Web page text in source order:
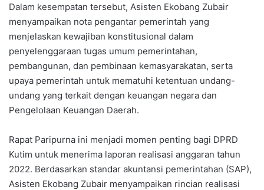
Dalam kesempatan tersebut, Asisten Ekobang Zubair
menyampaikan nota pengantar pemerintah yang
menjelaskan kewajiban konstitusional dalam
penyelenggaraan tugas umum pemerintahan,
pembangunan, dan pembinaan kemasyarakatan, serta
upaya pemerintah untuk mematuhi ketentuan undang-
undang yang terkait dengan keuangan negara dan
Pengelolaan Keuangan Daerah.
Rapat Paripurna ini menjadi momen penting bagi DPRD
Kutim untuk menerima laporan realisasi anggaran tahun
2022. Berdasarkan standar akuntansi pemerintahan (SAP),
Asisten Ekobang Zubair menyampaikan rincian realisasi